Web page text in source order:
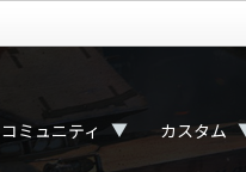
コミュニティ ▼ カスタム